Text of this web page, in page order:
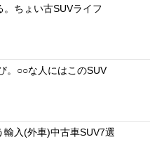
。ちょい古SUVライフ
。○○な人にはこのSUV
輸入(外車)中古車SUV7選